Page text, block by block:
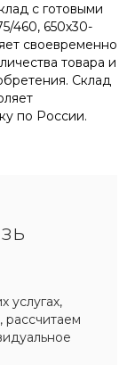
с готовыми
460, 650х30-
своевременно
товара и
Склад
по России.
услугах,
рассчитаем